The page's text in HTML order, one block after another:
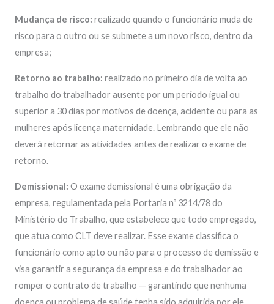
Mudança de risco: realizado quando o funcionário muda de
risco para o outro ou se submete a um novo risco, dentro da
empresa;
Retorno ao trabalho: realizado no primeiro dia de volta ao
trabalho do trabalhador ausente por um período igual ou
superior a 30 dias por motivos de doença, acidente ou para as
mulheres após licença maternidade. Lembrando que ele não
deverá retornar as atividades antes de realizar o exame de
retorno.
Demissional: O exame demissional é uma obrigação da
empresa, regulamentada pela Portaria nº 3214/78 do
Ministério do Trabalho, que estabelece que todo empregado,
que atua como CLT deve realizar. Esse exame classifica o
funcionário como apto ou não para o processo de demissão e
visa garantir a segurança da empresa e do trabalhador ao
romper o contrato de trabalho — garantindo que nenhuma
doença ou problema de saúde tenha sido adquirida por ele